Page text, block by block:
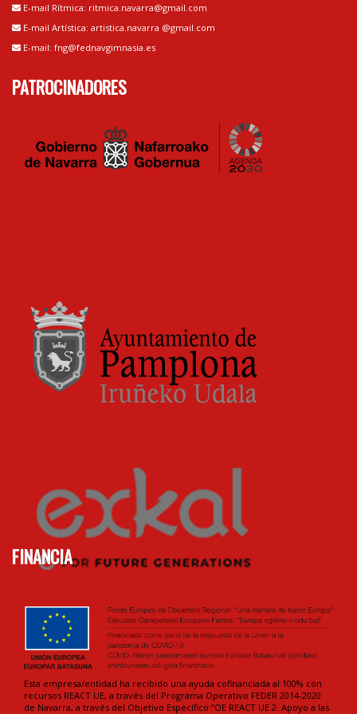
E-mail Rítmica: ritmica.navarra@gmail.com
E-mail Artística: artistica.navarra @gmail.com
E-mail: fng@fednavgimnasia.es
PATROCINADORES
FINANCIA
Esta empresa/entidad ha recibido una ayuda cofinanciada al 100% con
recursos REACT UE, a través del Programa Operativo FEDER 2014-2020
de Navarra, a través del Objetivo Específico “OE REACT UE 2. Apoyo a las